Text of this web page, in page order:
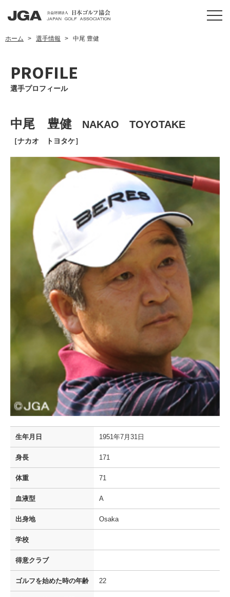
ホーム 選手情報 中尾 豊健
PROFILE
選手プロフィール
中尾 豊健 NAKAO TOYOTAKE
［ナカオ トヨタケ］
生年月日 1951年7月31日
身長 171
体重 71
血液型 A
出身地 Osaka
学校
得意クラブ
ゴルフを始めた時の年齢 22